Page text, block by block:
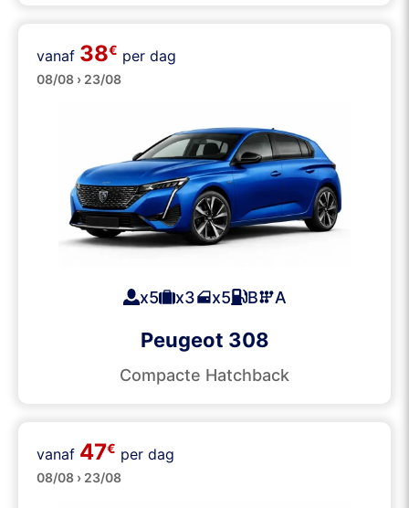
Middenklasse
vanaf 38€ per dag
08/08 › 23/08
x5 x3 x5 B A
Peugeot 308
Compacte Hatchback
Grote
vanaf 47€ per dag
08/08 › 23/08